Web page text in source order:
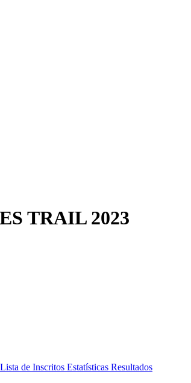
TRAIL 2023
Lista de Inscritos Estatísticas Resultados